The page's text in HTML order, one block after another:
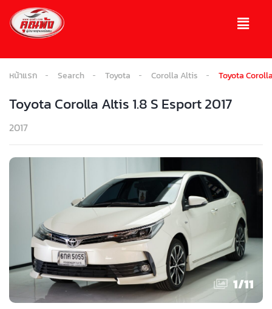
หน้าแรก Search Toyota Corolla Altis Toyota
Toyota Corolla Altis 1.8 S Esport 2017
2017
1/11